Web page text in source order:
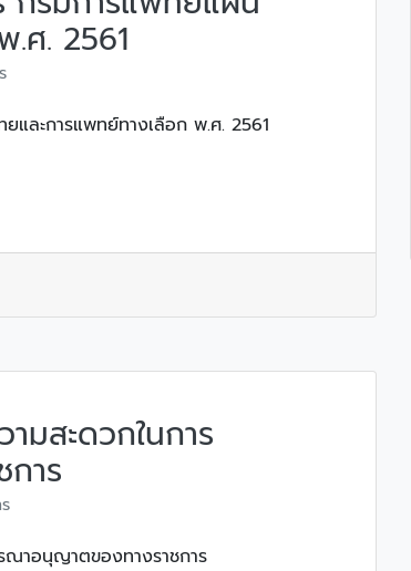
.ศ. 2561
และการแพทย์ทางเลือก พ.ศ. 2561
มสะดวกในการ
าร
ณาอนุญาตของทางราชการ